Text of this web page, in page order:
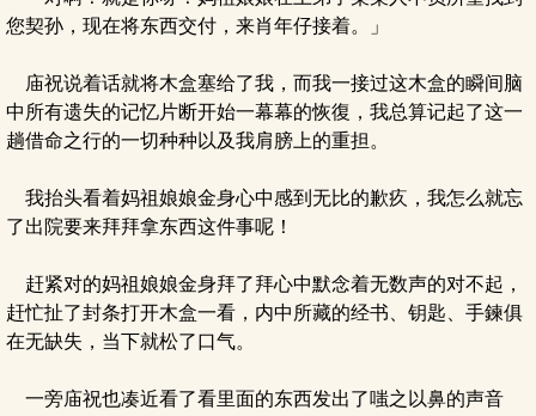
您契孙，现在将东西交付，来肖年仔接着。」
庙祝说着话就将木盒塞给了我，而我一接过这木盒的瞬间脑
中所有遗失的记忆片断开始一幕幕的恢復，我总算记起了这一
趟借命之行的一切种种以及我肩膀上的重担。
我抬头看着妈祖娘娘金身心中感到无比的歉疚，我怎么就忘
了出院要来拜拜拿东西这件事呢！
赶紧对的妈祖娘娘金身拜了拜心中默念着无数声的对不起，
赶忙扯了封条打开木盒一看，内中所藏的经书、钥匙、手鍊俱
在无缺失，当下就松了口气。
一旁庙祝也凑近看了看里面的东西发出了嗤之以鼻的声音